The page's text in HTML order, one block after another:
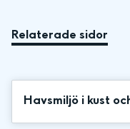
Relaterade sidor
Havsmiljö i kust